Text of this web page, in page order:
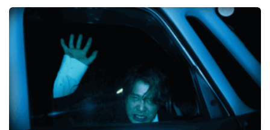
Virály
Sex a vztahy
Videa
Sledujte prima+